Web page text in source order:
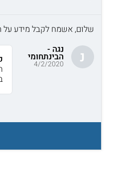
שלום, אשמח לקבל מידע על
נ נגה -
הבינתחומי
4/2/2020